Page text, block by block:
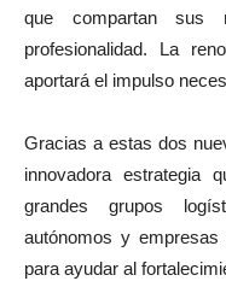
que compartan sus
profesionalidad. La
aportará el impulso
Gracias a estas dos
innovadora estrategia
grandes grupos
autónomos y
para ayudar al